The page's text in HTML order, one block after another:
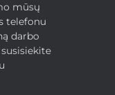
mūsų
telefonu
darbo
susisiekite